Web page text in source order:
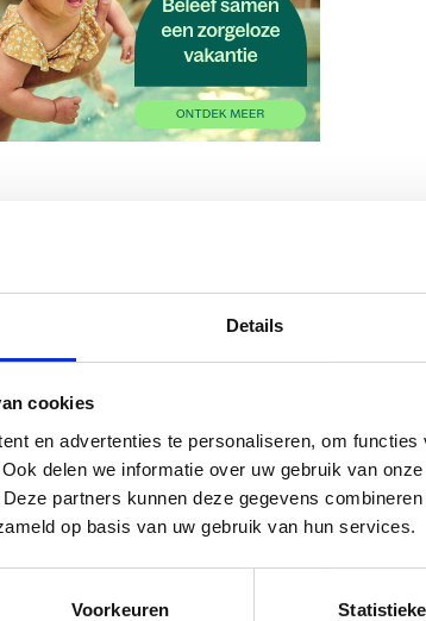
Details
cookies
en advertenties te personaliseren, om
delen we informatie over uw gebruik van
partners kunnen deze gegevens
op basis van uw gebruik van hun services.
Voorkeuren
EINDE VERLOF? 8 TIPS DIE
NA JE